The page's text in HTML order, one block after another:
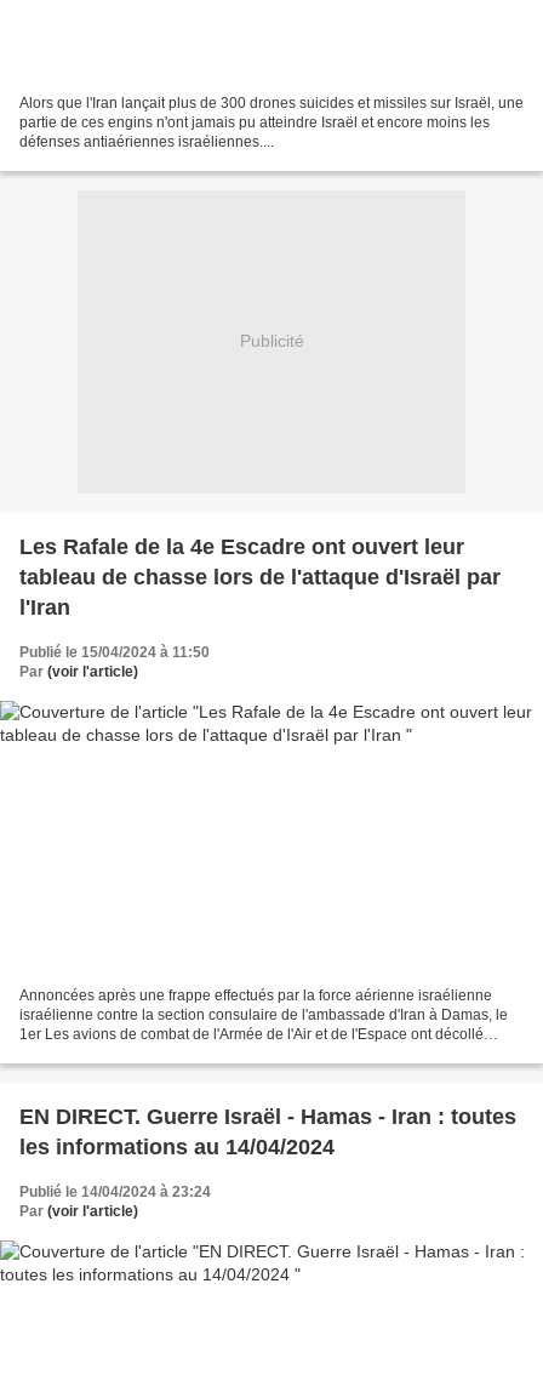
Alors que l'Iran lançait plus de 300 drones suicides et missiles sur Israël, une
partie de ces engins n'ont jamais pu atteindre Israël et encore moins les
défenses antiaériennes israéliennes....
Publicité
Les Rafale de la 4e Escadre ont ouvert leur
tableau de chasse lors de l'attaque d'Israël par
l'Iran
Publié le 15/04/2024 à 11:50
Par (voir l'article)
Annoncées après une frappe effectués par la force aérienne israélienne
israélienne contre la section consulaire de l'ambassade d'Iran à Damas, le
1er Les avions de combat de l'Armée de l'Air et de l'Espace ont décollé
EN DIRECT. Guerre Israël - Hamas - Iran : toutes
les informations au 14/04/2024
Publié le 14/04/2024 à 23:24
Par (voir l'article)